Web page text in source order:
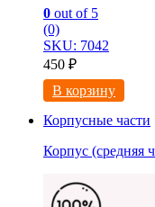
0 out of 5
(0)
SKU: 7042
450 ₽
В корзину
Корпусные части
Корпус (средняя